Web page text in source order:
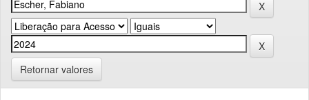
Retornar valores